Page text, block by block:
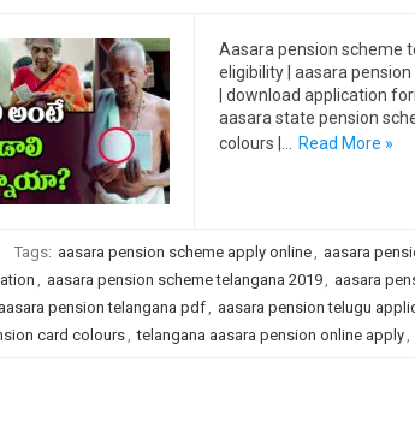
Aasara pension scheme
eligibility | aasara
| download application
aasara state pension
colours |…
Read More »
Tags: aasara pension scheme apply online, aasara
, aasara pension scheme telangana 2019, aasara
aasara pension telangana pdf, aasara pension telugu
card colours, telangana aasara pension online apply,